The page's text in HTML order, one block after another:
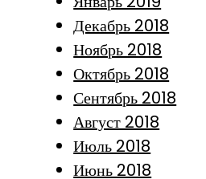
Декабрь 2018
Ноябрь 2018
Октябрь 2018
Сентябрь 2018
Август 2018
Июль 2018
Июнь 2018